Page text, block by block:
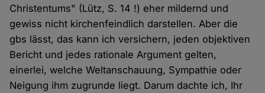
Christentums" (Lütz, S. 14 !) eher mildernd und
gewiss nicht kirchenfeindlich darstellen. Aber die
gbs lässt, das kann ich versichern, jeden objektiven
Bericht und jedes rationale Argument gelten,
einerlei, welche Weltanschauung, Sympathie oder
Neigung ihm zugrunde liegt. Darum dachte ich, Ihr